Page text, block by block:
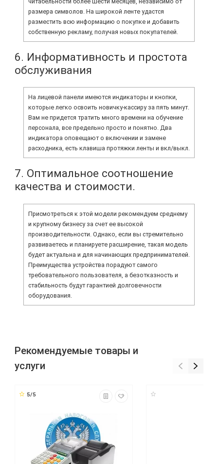
размера символов. На широкой ленте удастся
разместить всю информацию о покупке и добавить
собственную рекламу, получая новых покупателей.
6. Информативность и простота
обслуживания
На лицевой панели имеются индикаторы и кнопки,
которые легко освоить новичку-кассиру за пять минут.
Вам не придется тратить много времени на обучение
персонала, все предельно просто и понятно. Два
индикатора оповещают о включении и замене
расходника, есть клавиша протяжки ленты и вкл/выкл.
7. Оптимальное соотношение
качества и стоимости.
Присмотреться к этой модели рекомендуем среднему
и крупному бизнесу за счет ее высокой
производительности. Однако, если вы стремительно
развиваетесь и планируете расширение, такая модель
будет актуальна и для начинающих предпринимателей.
Преимущества устройства порадуют самого
требовательного пользователя, а безотказность и
стабильность будут гарантией долговечности
оборудования.
Рекомендуемые товары и
услуги
5/5